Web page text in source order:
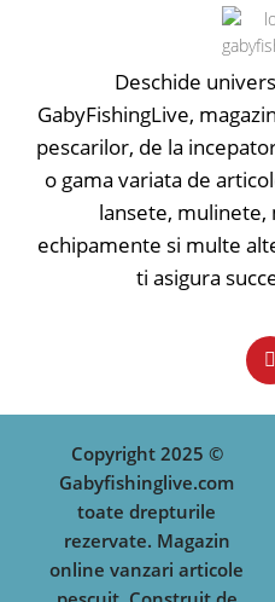
Deschide
GabyFishingLive,
pescarilor, de la
o gama variata de
lansete, mulinete,
echipamente si multe
ti asigura
Copyright 2025 ©
Gabyfishinglive.com
toate drepturile
rezervate. Magazin
online vanzari articole